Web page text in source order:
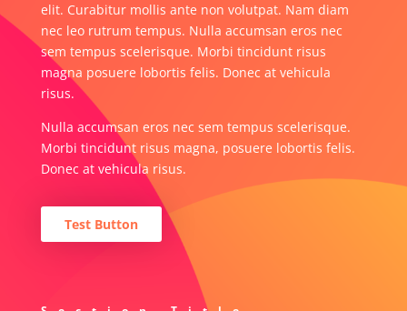
elit. Curabitur mollis ante non volutpat. Nam diam
nec leo rutrum tempus. Nulla accumsan eros nec
sem tempus scelerisque. Morbi tincidunt risus
magna posuere lobortis felis. Donec at vehicula
risus.
Nulla accumsan eros nec sem tempus scelerisque.
Morbi tincidunt risus magna, posuere lobortis felis.
Donec at vehicula risus.
Test Button